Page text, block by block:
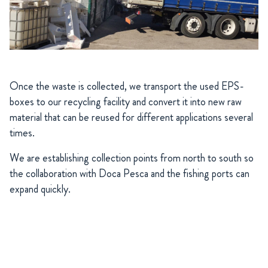
Once the waste is collected, we transport the used EPS-
boxes to our recycling facility and convert it into new raw
material that can be reused for different applications several
times.
We are establishing collection points from north to south so
the collaboration with Doca Pesca and the fishing ports can
expand quickly.